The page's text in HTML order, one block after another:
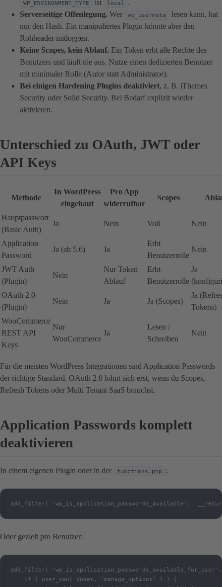
WP_ENVIRONMENT_TYPE ist local
.
Serverseitige Offenlegung. Wer wp_usermeta
lesen kann, hat
nur den Hash. Ein manipuliertes Plugin könnte aber den
Rohheader mitloggen.
Keine Scopes, kein Ablauf. Ein Token erbt alle Rechte des
Benutzers und läuft nie aus. Nutze einen dedizierten Benutzer
mit minimaler Rolle (Autor statt Administrator).
Bei einigen Hardening Plugins deaktiviert, z. B. iThemes
Security oder Solid Security. Bei Bedarf explizit wieder
aktivieren.
Unterschied zu OAuth, JWT oder
API Keys
Methode
In WordPress
eingebaut
Pro App
widerrufbar
Scopes
Hauptpasswort
(Basic Auth)
Ja Nein Voll Nein
Application
Password
Ja (ab 5.6) Ja
Erbt
Benutzerrolle
Nein
JWT Auth
(Plugin)
Nein
Nur Token
Ablauf
Erbt
Benutzerrolle
Ja
OAuth 2.0
(Plugin)
Nein Ja Ja (Scopes)
Ja
Tokens)
WooCommerce
REST API
Keys
Nur
WooCommerce
Ja
Lesen /
Schreiben
Nein
Für die meisten WordPress Integrationen sind Application Passwords
der richtige Standard. OAuth 2.0 lohnt sich erst, wenn du Scopes,
Refresh Tokens oder Multi Tenant SaaS brauchst.
Application Passwords komplett
deaktivieren
In einem eigenen Plugin oder in der functions.php :
add_filter( 'wp_is_application_passwords_available',
Oder gezielt pro Benutzer:
add_filter(
    if ( user_can( $user, 'manage_options' ) ) {